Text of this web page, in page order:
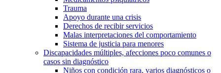
Trauma
Apoyo durante una crisis
Derechos de recibir servicios
Malas interpretaciones del comportamiento
Sistema de justicia para menores
Discapacidades múltiples, afecciones poco comunes o
casos sin diagnóstico
Niños con condición rara, varios diagnósticos o